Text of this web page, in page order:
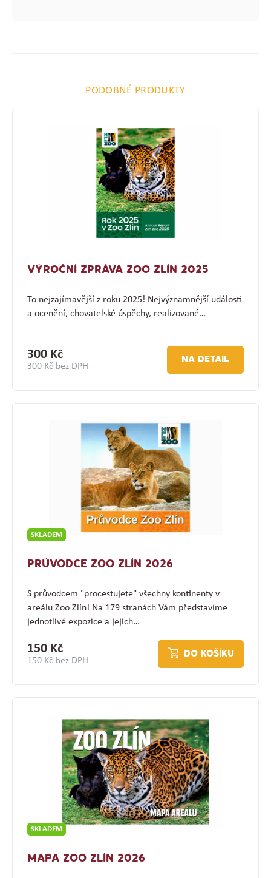
PODOBNÉ PRODUKTY
VÝROČNÍ ZPRÁVA ZOO ZLÍN 2025
To nejzajímavější z roku 2025! Nejvýznamnější události
a ocenění, chovatelské úspěchy, realizované…
300 Kč
300 Kč bez DPH
NA DETAIL
SKLADEM
PRŮVODCE ZOO ZLÍN 2026
S průvodcem "procestujete" všechny kontinenty v
areálu Zoo Zlín! Na 179 stranách Vám představíme
jednotlivé expozice a jejich…
150 Kč
150 Kč bez DPH
DO KOŠÍKU
SKLADEM
MAPA ZOO ZLÍN 2026